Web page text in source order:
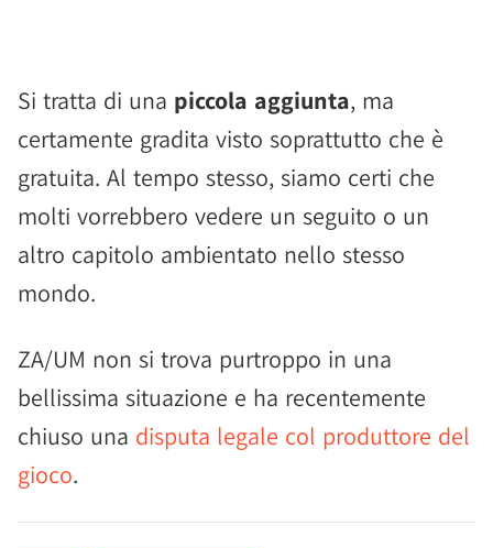
Si tratta di una piccola aggiunta, ma
certamente gradita visto soprattutto che è
gratuita. Al tempo stesso, siamo certi che
molti vorrebbero vedere un seguito o un
altro capitolo ambientato nello stesso
mondo.
ZA/UM non si trova purtroppo in una
bellissima situazione e ha recentemente
chiuso una disputa legale col produttore del
gioco.